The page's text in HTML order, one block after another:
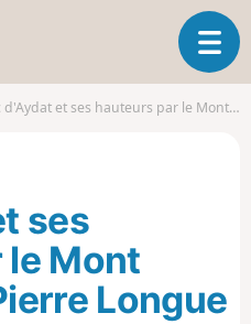
O
u
i
et ses hauteurs par le Mont Amant et la Pierre Longue
ses
le Mont
Longue